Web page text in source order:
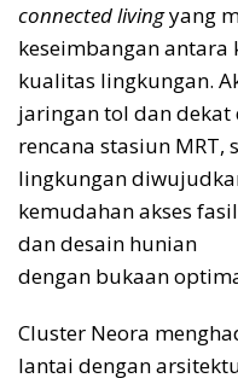
connected livingyang
keseimbangan antara
kualitas lingkungan.
jaringan tol dan dekat
rencana stasiun MRT,
lingkungan
kemudahan akses
dan desain hunian
dengan bukaan
Cluster Neora
lantai dengan